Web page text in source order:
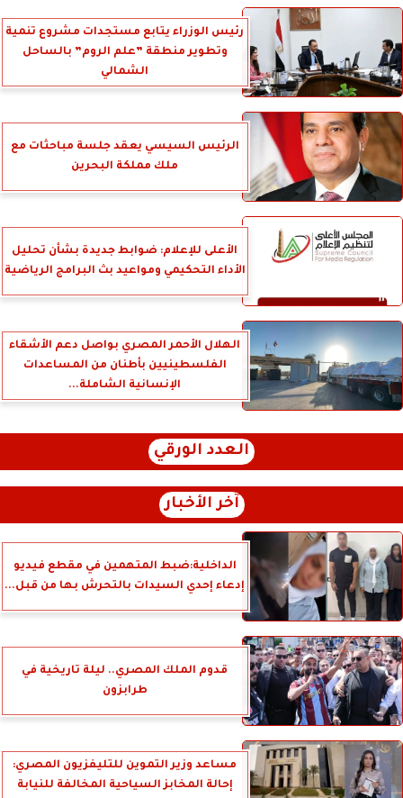
رئيس الوزراء يتابع مستجدات مشروع تنمية
وتطوير منطقة ”علم الروم” بالساحل
الشمالي
الرئيس السيسي يعقد جلسة مباحثات مع
ملك مملكة البحرين
الأعلى للإعلام: ضوابط جديدة بشأن تحليل
الأداء التحكيمي ومواعيد بث البرامج الرياضية
الهلال الأحمر المصري بواصل دعم الأشقاء
الفلسطينيين بأطنان من المساعدات
الإنسانية الشاملة...
العدد الورقي
آخر الأخبار
الداخلية:ضبط المتهمين في مقطع فيديو
إدعاء إحدي السيدات بالتحرش بها من قبل...
قدوم الملك المصري.. ليلة تاريخية في
طرابزون
مساعد وزير التموين للتليفزيون المصري:
إحالة المخابز السياحية المخالفة للنيابة